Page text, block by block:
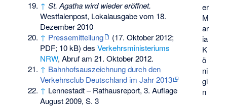
er
M
ar
ia
K
ö
ni
gi
n
↑ St. Agatha wird wieder eröffnet.
Westfalenpost, Lokalausgabe vom 18.
Dezember 2010
↑ Pressemitteilung
(17. Oktober 2012;
PDF; 10 kB) desVerkehrsministeriums
NRW, Abruf am 21. Oktober 2012.
↑ Bahnhofsauszeichnung durch den
Verkehrsclub Deutschland im Jahr 2013
↑ Lennestadt – Rathausreport, 3. Auflage
August 2009, S. 3